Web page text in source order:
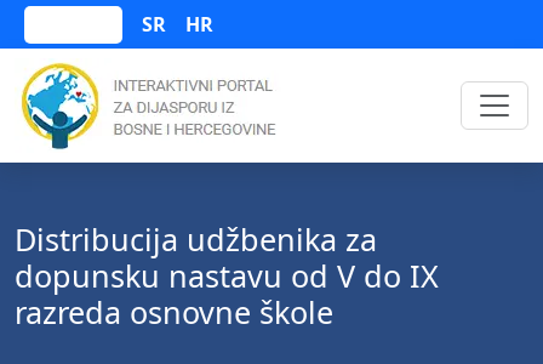
SR HR
Distribucija udžbenika za
dopunsku nastavu od V do IX
razreda osnovne škole